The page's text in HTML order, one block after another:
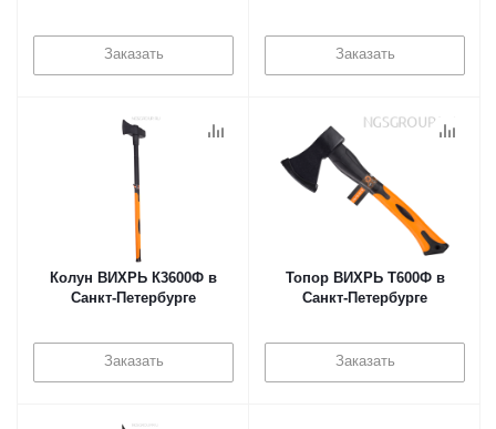
Заказать Заказать
Колун ВИХРЬ К3600Ф в
Санкт-Петербурге
Заказать
Топор ВИХРЬ Т600Ф в
Санкт-Петербурге
Заказать